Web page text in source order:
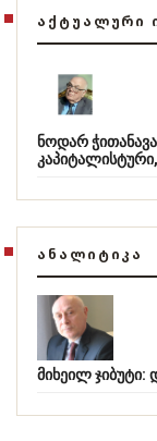
ᲐᲥᲢᲣᲐᲚᲣᲠᲘ
ნოდარ
ᲐᲜᲐᲚᲘᲢᲘᲙᲐ
მიხეილ ჯიბუტი: